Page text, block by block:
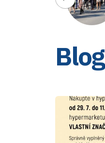
Blog